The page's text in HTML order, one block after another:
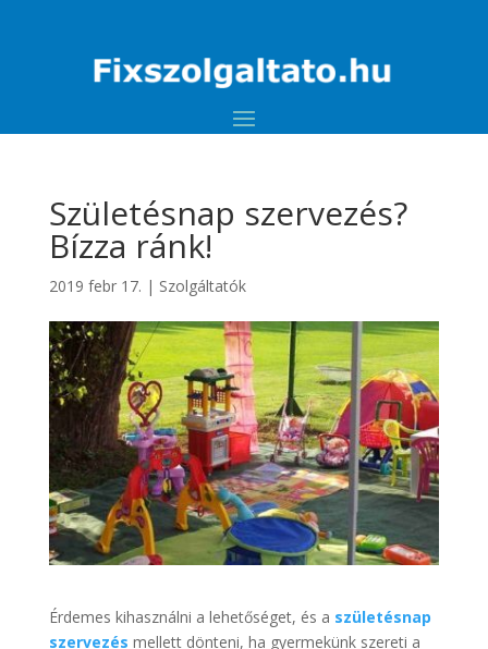
Születésnap szervezés?
Bízza ránk!
2019 febr 17. | Szolgáltatók
Érdemes kihasználni a lehetőséget, és a születésnap
szervezés mellett dönteni, ha gyermekünk szereti a